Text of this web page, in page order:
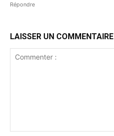
Répondre
LAISSER UN COMMENTAIRE